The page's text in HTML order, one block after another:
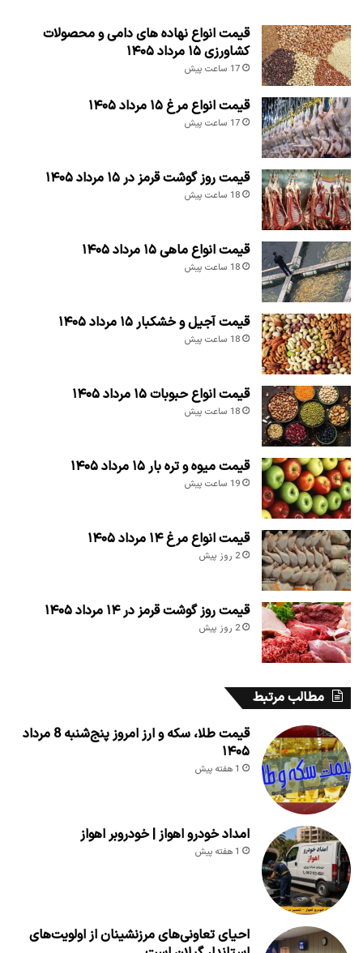
قیمت انواع نهاده های دامی و محصولات
کشاورزی ۱۵ مرداد ۱۴۰۵
17 ساعت پیش
قیمت انواع مرغ ۱۵ مرداد ۱۴۰۵
17 ساعت پیش
قیمت روز گوشت قرمز در ۱۵ مرداد ۱۴۰۵
18 ساعت پیش
قیمت انواع ماهی ۱۵ مرداد ۱۴۰۵
18 ساعت پیش
قیمت آجیل و خشکبار ۱۵ مرداد ۱۴۰۵
18 ساعت پیش
قیمت انواع حبوبات ۱۵ مرداد ۱۴۰۵
18 ساعت پیش
قیمت میوه و تره بار ۱۵ مرداد ۱۴۰۵
19 ساعت پیش
قیمت انواع مرغ ۱۴ مرداد ۱۴۰۵
2 روز پیش
قیمت روز گوشت قرمز در ۱۴ مرداد ۱۴۰۵
2 روز پیش
مطالب مرتبط
قیمت طلا، سکه و ارز امروز پنج‌شنبه 8 مرداد
۱۴۰۵
1 هفته پیش
امداد خودرو اهواز | خودروبر اهواز
1 هفته پیش
احیای تعاونی‌های مرزنشینان از اولویت‌های